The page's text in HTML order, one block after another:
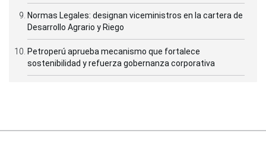
Normas Legales: designan viceministros en la cartera de
Desarrollo Agrario y Riego
Petroperú aprueba mecanismo que fortalece
sostenibilidad y refuerza gobernanza corporativa